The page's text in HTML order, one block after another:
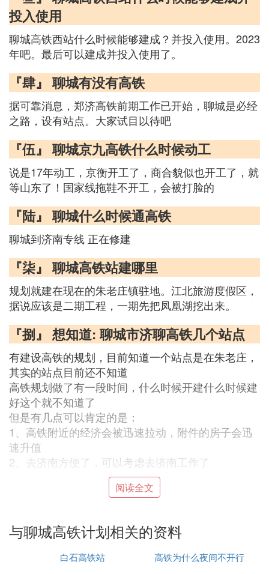
投入使用
聊城高铁西站什么时候能够建成？并投入使用。2023
年吧。最后可以建成并投入使用了。
『肆』 聊城有没有高铁
据可靠消息，郑济高铁前期工作已开始，聊城是必经
之路，设有站点。大家试目以待吧
『伍』 聊城京九高铁什么时候动工
说是17年动工，京衡开工了，商合貌似也开工了，就
等山东了！国家线拖鞋不开工，会被打脸的
『陆』 聊城什么时候通高铁
聊城到济南专线 正在修建
『柒』 聊城高铁站建哪里
规划就建在现在的朱老庄镇驻地。江北旅游度假区，
据说应该是二期工程，一期先把凤凰湖挖出来。
『捌』 想知道: 聊城市济聊高铁几个站点
有建设高铁的规划，目前知道一个站点是在朱老庄，
其实的站点目前还不知道
高铁规划做了有一段时间，什么时候开建什么时候建
好这个就不知道了
但是有几点可以肯定的是：
1、高铁附近的经济会被迅速拉动，附件的房子会迅
速升值
2、去济南方便了，可以考虑去济南工作了
『玖』 山东聊城开通高铁后的经济发展如
另外聊城一直以来都有中国北方威尼斯的美誉，等到
交通网络完善以后，还能促进旅游业的发展，非常适
阅读全文
与聊城高铁计划相关的资料
白石高铁站
高铁为什么夜间不开行